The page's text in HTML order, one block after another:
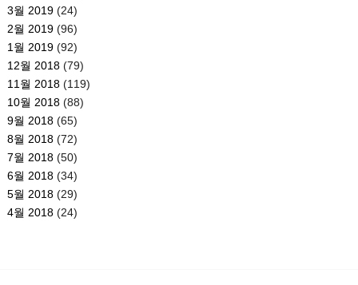
3월 2019(24)
2월 2019(96)
1월 2019(92)
12월 2018(79)
11월 2018(119)
10월 2018(88)
9월 2018(65)
8월 2018(72)
7월 2018(50)
6월 2018(34)
5월 2018(29)
4월 2018(24)